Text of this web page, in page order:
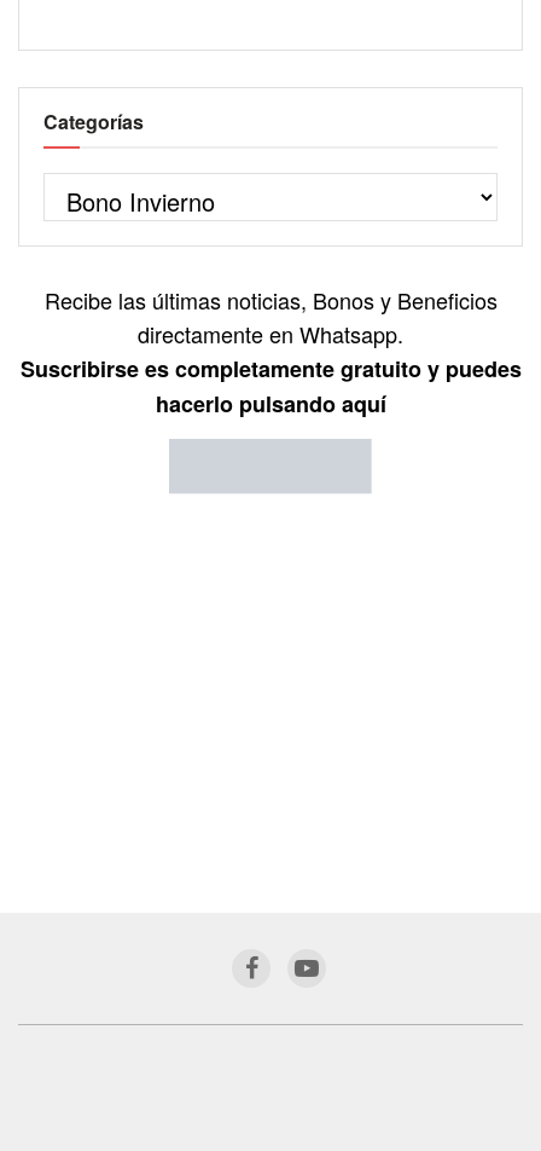
Categorías
Recibe las últimas noticias, Bonos y Beneficios
directamente en Whatsapp.
Suscribirse es completamente gratuito y puedes
hacerlo pulsando aquí